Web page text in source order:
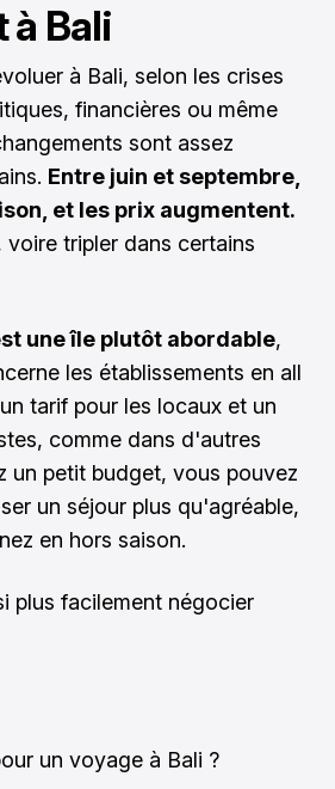
à Bali
à Bali, selon les crises
financières ou même
sont assez
Entre juin et septembre,
et les prix augmentent.
voire tripler dans certains
une île plutôt abordable,
les établissements en all
tarif pour les locaux et un
comme dans d'autres
un petit budget, vous pouvez
un séjour plus qu'agréable,
en hors saison.
plus facilement négocier
un voyage à Bali ?